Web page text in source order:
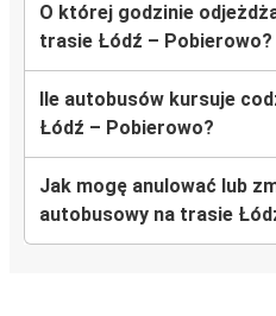
O której godzinie
trasie Łódź – Pobierowo?
Ile autobusów kursuje
Łódź – Pobierowo?
Jak mogę anulować lub
autobusowy na trasie